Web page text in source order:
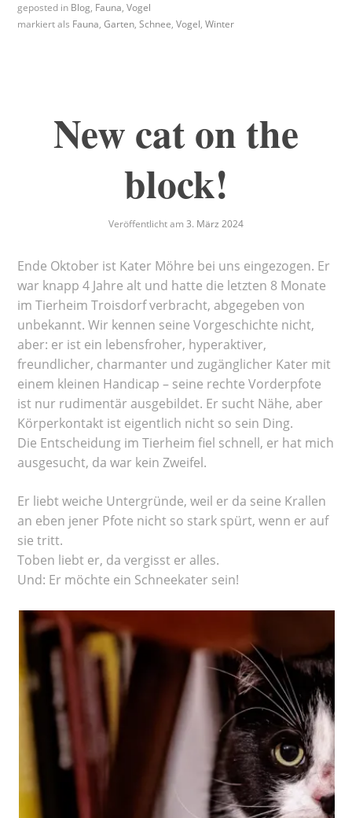
geposted in Blog, Fauna,Vogel
markiert als Fauna,Garten,Schnee,Vogel,Winter
New cat on the
block!
Veröffentlicht am 3. März 2024
Ende Oktober ist Kater Möhre bei uns eingezogen. Er
war knapp 4 Jahre alt und hatte die letzten 8 Monate
im Tierheim Troisdorf verbracht, abgegeben von
unbekannt. Wir kennen seine Vorgeschichte nicht,
aber: er ist ein lebensfroher, hyperaktiver,
freundlicher, charmanter und zugänglicher Kater mit
einem kleinen Handicap – seine rechte Vorderpfote
ist nur rudimentär ausgebildet. Er sucht Nähe, aber
Körperkontakt ist eigentlich nicht so sein Ding.
Die Entscheidung im Tierheim fiel schnell, er hat mich
ausgesucht, da war kein Zweifel.
Er liebt weiche Untergründe, weil er da seine Krallen
an eben jener Pfote nicht so stark spürt, wenn er auf
sie tritt.
Toben liebt er, da vergisst er alles.
Und: Er möchte ein Schneekater sein!